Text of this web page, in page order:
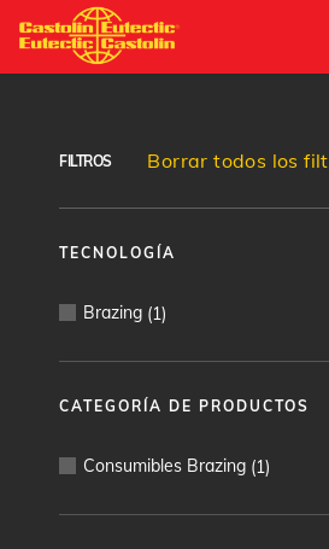
Pasar
FILTROS Borrar todos los
TECNOLOGÍA
Brazing (1)
CATEGORÍA DE PRODUCTOS
Consumibles Brazing (1)